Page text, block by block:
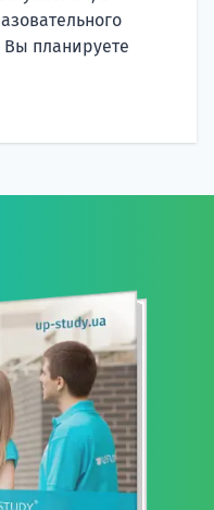
планируете